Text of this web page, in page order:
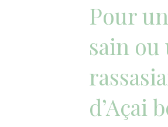
Pour
sain
d’Açai